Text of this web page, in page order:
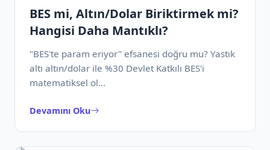
BES mi, Altın/Dolar Biriktirmek mi?
Hangisi Daha Mantıklı?
"BES'te param eriyor" efsanesi doğru mu? Yastık
altı altın/dolar ile %30 Devlet Katkılı BES'i
matematiksel ol…
Devamını Oku